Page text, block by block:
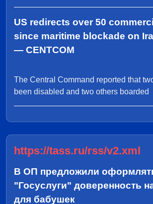
US redirects over 50
since maritime blockade on
— CENTCOM
The Central Command reported that
been disabled and two others boarded
https://tass.ru/rss/v2.xml
В ОП предложили
"Госуслуги" доверенность
для бабушек